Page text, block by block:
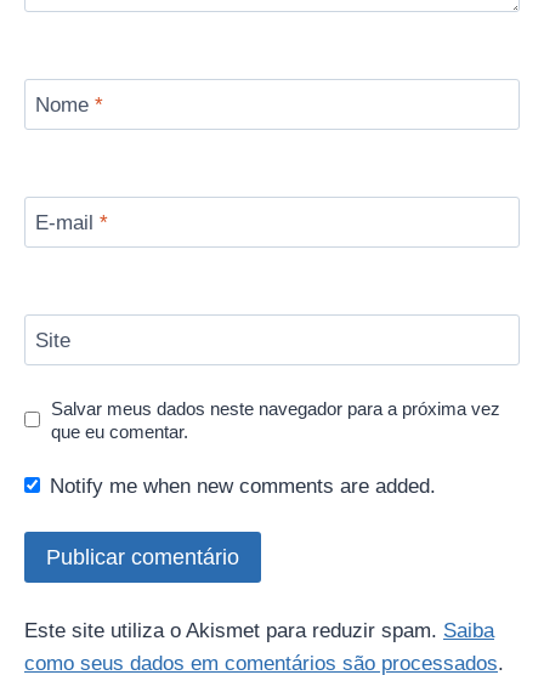
Nome *
E-mail *
Site
Salvar meus dados neste navegador para a próxima vez
que eu comentar.
Notify me when new comments are added.
Este site utiliza o Akismet para reduzir spam. Saiba
como seus dados em comentários são processados.